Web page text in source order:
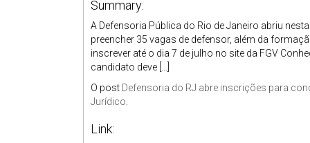
Summary:
A Defensoria Pública do Rio de Janeiro abriu
preencher 35 vagas de defensor, além da
inscrever até o dia 7 de julho no site da FGV
candidato deve […]
O post Defensoria do RJ abre inscrições para
Jurídico
Link: